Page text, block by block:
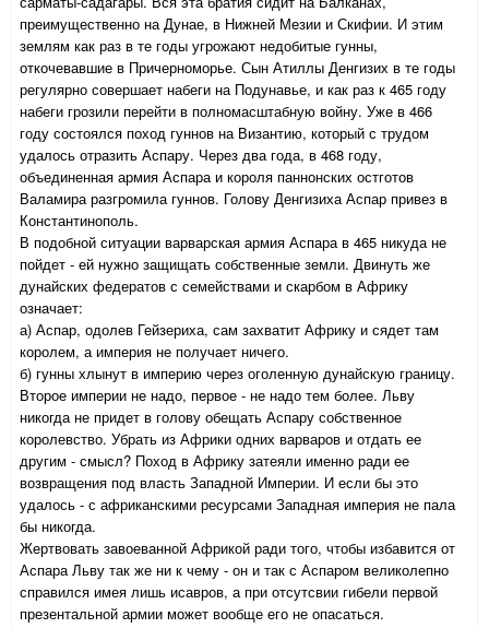
преимущественно на Дунае, в Нижней Мезии и Скифии. И этим
землям как раз в те годы угрожают недобитые гунны,
откочевавшие в Причерноморье. Сын Атиллы Денгизих в те годы
регулярно совершает набеги на Подунавье, и как раз к 465 году
набеги грозили перейти в полномасштабную войну. Уже в 466
году состоялся поход гуннов на Византию, который с трудом
удалось отразить Аспару. Через два года, в 468 году,
объединенная армия Аспара и короля паннонских остготов
Валамира разгромила гуннов. Голову Денгизиха Аспар привез в
Константинополь.
В подобной ситуации варварская армия Аспара в 465 никуда не
пойдет - ей нужно защищать собственные земли. Двинуть же
дунайских федератов с семействами и скарбом в Африку
означает:
а) Аспар, одолев Гейзериха, сам захватит Африку и сядет там
королем, а империя не получает ничего.
б) гунны хлынут в империю через оголенную дунайскую границу.
Второе империи не надо, первое - не надо тем более. Льву
никогда не придет в голову обещать Аспару собственное
королевство. Убрать из Африки одних варваров и отдать ее
другим - смысл? Поход в Африку затеяли именно ради ее
возвращения под власть Западной Империи. И если бы это
удалось - с африканскими ресурсами Западная империя не пала
бы никогда.
Жертвовать завоеванной Африкой ради того, чтобы избавится от
Аспара Льву так же ни к чему - он и так с Аспаром великолепно
справился имея лишь исавров, а при отсутсвии гибели первой
презентальной армии может вообще его не опасаться.